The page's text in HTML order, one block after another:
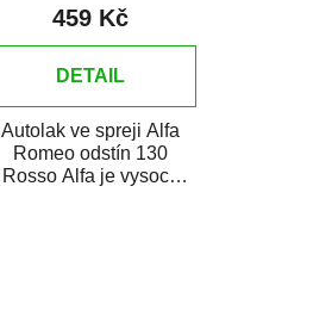
459 Kč
DETAIL
Autolak ve spreji Alfa
Romeo odstín 130
Rosso Alfa je vysoce